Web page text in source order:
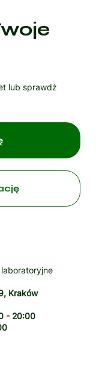
lub sprawdź
Kraków
- 20:00